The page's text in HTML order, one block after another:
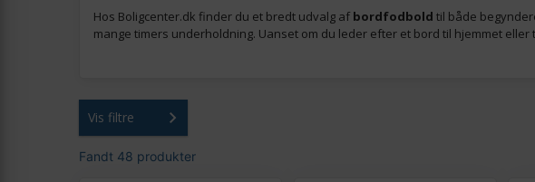
Hos Boligcenter.dk finder du et bredt udvalg af bordfodbold til både
mange timers underholdning. Uanset om du leder efter et bord til hjemmet
Vis filtre
Fandt 48 produkter